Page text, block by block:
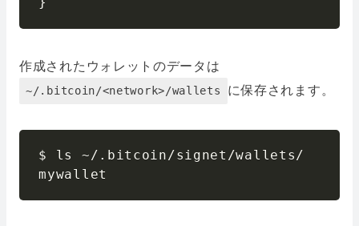
作成されたウォレットのデータは
~/.bitcoin/<network>/wallets に保存されます。
$ ls ~/.bitcoin/signet/wallets/
mywallet